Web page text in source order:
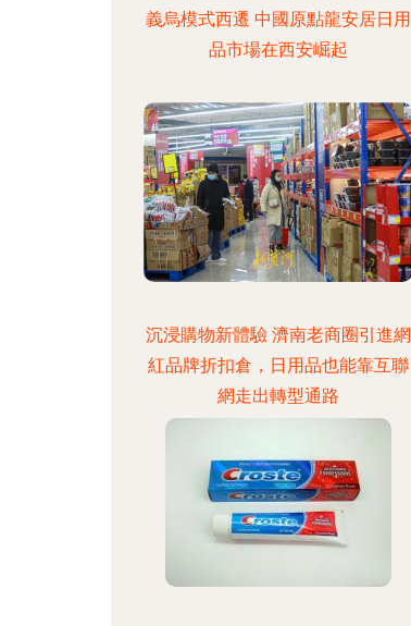
義烏模式西遷 中國原點龍安居日用
品市場在西安崛起
沉浸購物新體驗 濟南老商圈引進網
紅品牌折扣倉，日用品也能靠互聯
網走出轉型通路